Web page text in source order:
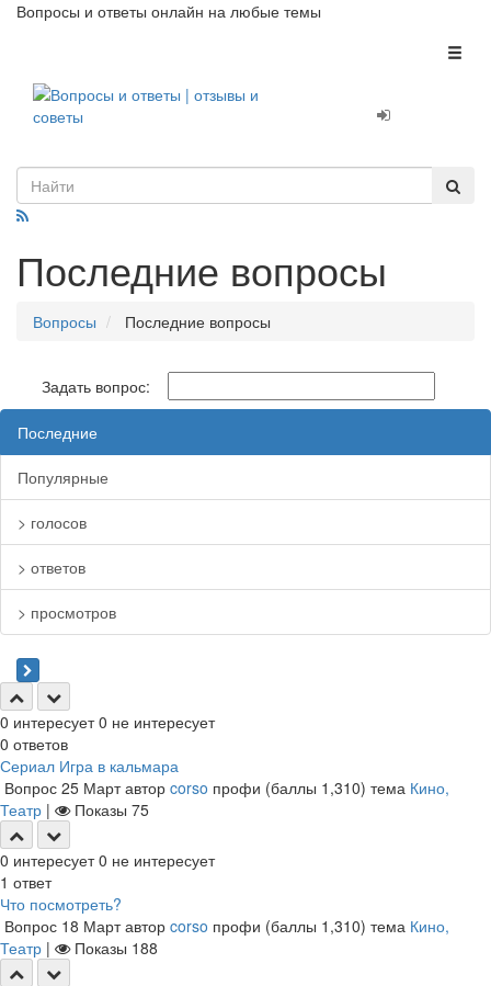
Вопросы и ответы онлайн на любые темы
Последние вопросы
Вопросы Последние вопросы
Задать вопрос:
Последние
Популярные
> голосов
> ответов
> просмотров
0 интересует 0 не интересует
0 ответов
Сериал Игра в кальмара
Вопрос 25 Март автор corso профи (баллы 1,310) тема Кино,
Театр | Показы 75
0 интересует 0 не интересует
1 ответ
Что посмотреть?
Вопрос 18 Март автор corso профи (баллы 1,310) тема Кино,
Театр | Показы 188